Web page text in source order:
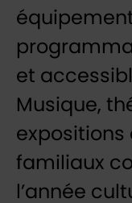
et
Musique,
expositions
familiaux
l’année